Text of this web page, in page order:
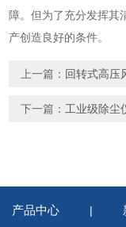
障。但为了充分发挥其
产创造良好的条件。
上一篇： 回转式高压
下一篇： 工业级除尘
产品中心 |